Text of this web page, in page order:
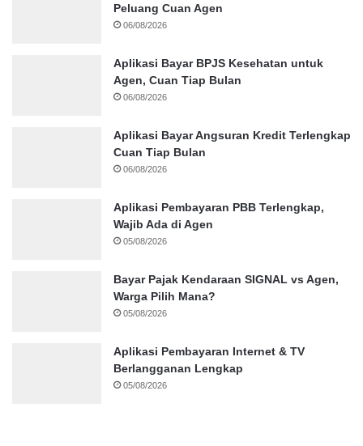
Peluang Cuan Agen
06/08/2026
Aplikasi Bayar BPJS Kesehatan untuk
Agen, Cuan Tiap Bulan
06/08/2026
Aplikasi Bayar Angsuran Kredit Terlengkap
Cuan Tiap Bulan
06/08/2026
Aplikasi Pembayaran PBB Terlengkap,
Wajib Ada di Agen
05/08/2026
Bayar Pajak Kendaraan SIGNAL vs Agen,
Warga Pilih Mana?
05/08/2026
Aplikasi Pembayaran Internet & TV
Berlangganan Lengkap
05/08/2026